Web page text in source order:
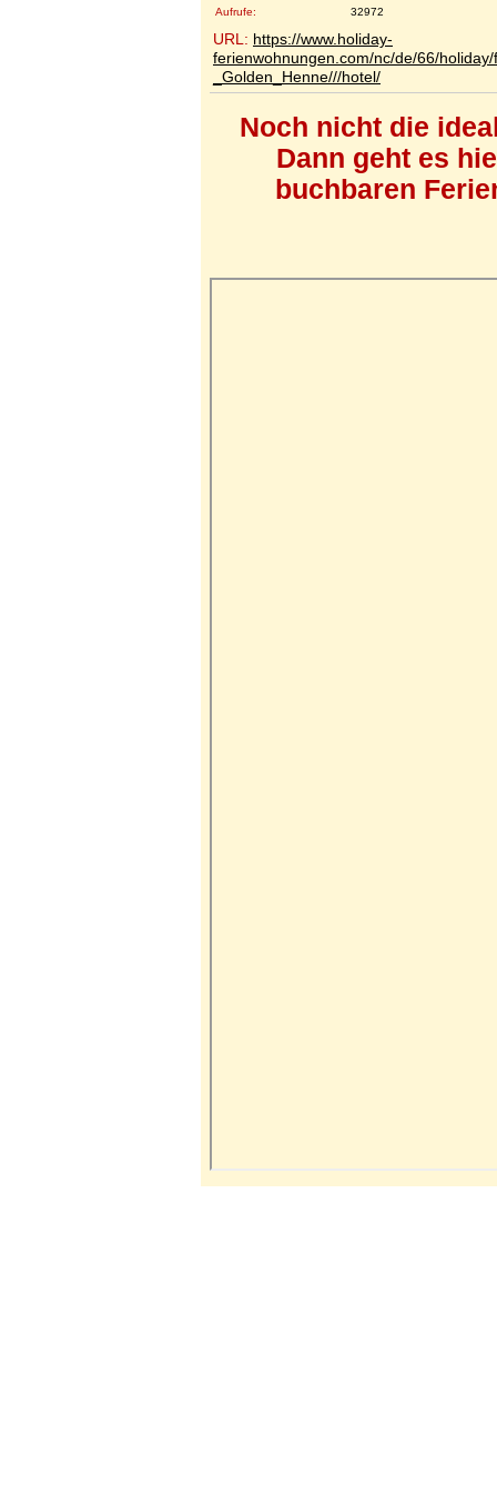
Aufrufe:
32972
URL: https://www.holiday-
ferienwohnungen.com/nc/de/66/
_Golden_Henne///hotel/
Noch nicht die
Dann geht es
buchbaren